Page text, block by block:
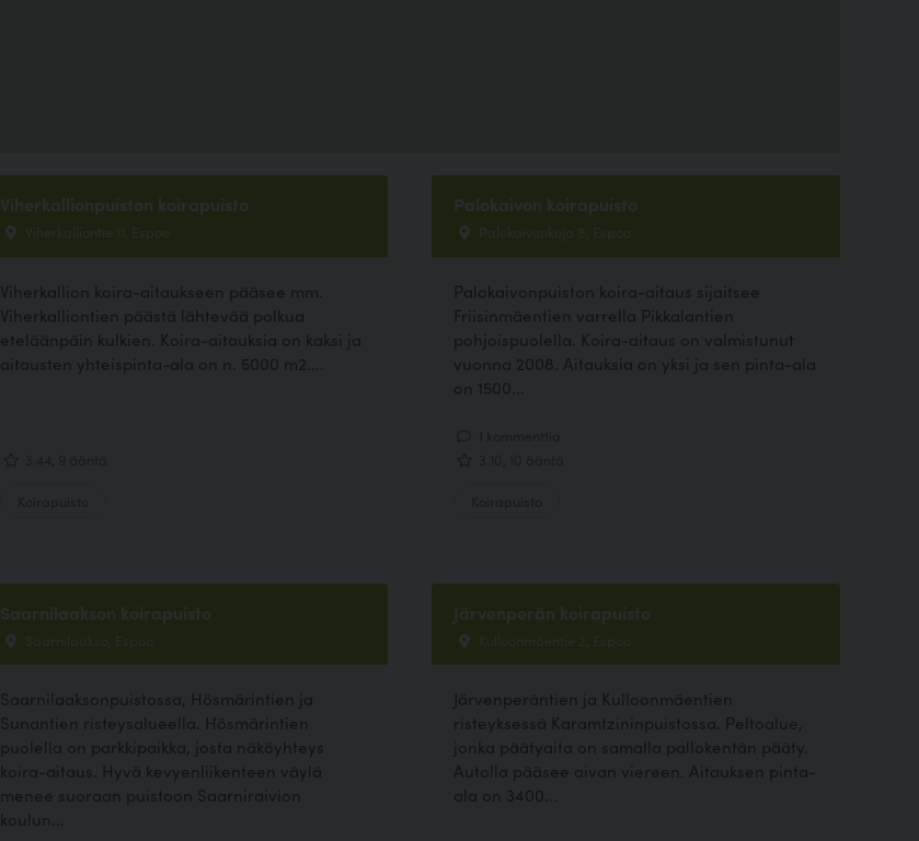
Viherkallionpuiston koirapuisto
Viherkalliontie 11, Espoo
Viherkallion koira-aitaukseen pääsee mm.
Viherkalliontien päästä lähtevää polkua
eteläänpäin kulkien. Koira-aitauksia on kaksi ja
aitausten yhteispinta-ala on n. 5000 m2....
Palokaivon koirapuisto
Palokaivonkuja 8, Espoo
Palokaivonpuiston koira-aitaus sijaitsee
Friisinmäentien varrella Pikkalantien
pohjoispuolella. Koira-aitaus on valmistunut
vuonna 2008. Aitauksia on yksi ja sen pinta-ala
on 1500...
Saarnilaakson koirapuisto
Saarnilaakso, Espoo
Saarnilaaksonpuistossa, Hösmärintien ja
Sunantien risteysalueella. Hösmärintien
puolella on parkkipaikka, josta näköyhteys
koira-aitaus. Hyvä kevyenliikenteen väylä
menee suoraan puistoon Saarniraivion
koulun...
Järvenperän koirapuisto
Kulloonmäentie 2, Espoo
Järvenperäntien ja Kulloonmäentien
risteyksessä Karamtzininpuistossa. Peltoalue,
jonka päätyaita on samalla pallokentän pääty.
Autolla pääsee aivan viereen. Aitauksen pinta-
ala on 3400...